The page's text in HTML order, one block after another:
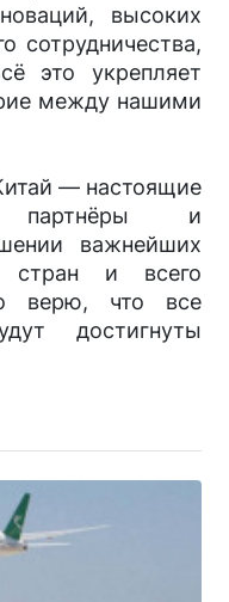
высоких
сотрудничества,
это укрепляет
между нашими
— настоящие
партнёры и
важнейших
стран и всего
верю, что все
достигнуты